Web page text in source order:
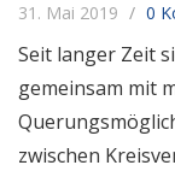
31. Mai 2019 0
Seit langer Zeit
gemeinsam mit
zwischen